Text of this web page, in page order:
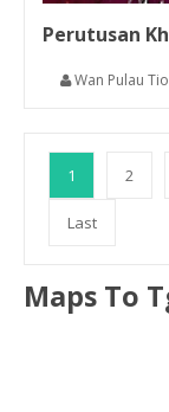
Perutusan
Wan Pulau
1 2
Last
Maps To